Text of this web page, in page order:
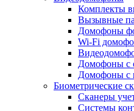
Комплекты
Вызывные
Домофоны
Wi-Fi
Домофоны с
Домофоны с
Биометрические
Сканеры
Системы